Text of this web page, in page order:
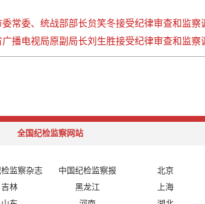
委常委、统战部部长贠笑冬接受纪律审查和监察
播电视局原副局长刘生胜接受纪律审查和监察
全国纪检监察网站
监察杂志 中国纪检监察报 北京
吉林 黑龙江 上海